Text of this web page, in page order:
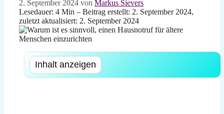
2. September 2024 von Markus Sievers
Lesedauer: 4 Min – Beitrag erstellt: 2. September 2024,
zuletzt aktualisiert: 2. September 2024
Inhalt anzeigen